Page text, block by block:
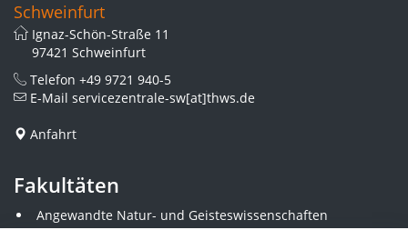
Schweinfurt
Ignaz-Schön-Straße 11
97421 Schweinfurt
Telefon +49 9721 940-5
E-Mail servicezentrale-sw[at]thws.de
Anfahrt
Fakultäten
Angewandte Natur- und Geisteswissenschaften